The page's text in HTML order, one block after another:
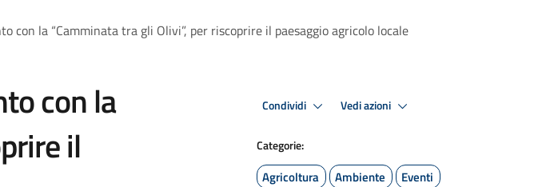
con la “Camminata tra gli Olivi”, per riscoprire il paesaggio agricolo locale
con la
il
Condividi Vedi azioni
Categorie:
Agricoltura Ambiente Eventi